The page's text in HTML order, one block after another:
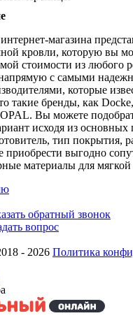
магазина
кровли, которую вы
стоимости из любого
с самыми
которые
такие бренды, как Docke,
Вы можете
исходя из основных
тип покрытия,
приобрести выгодно
материалы для
обратный звонок
вопрос
- 2026 Политика